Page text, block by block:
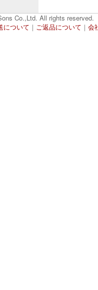
Co.,Ltd. All rights reserved.
について ｜ ご返品について ｜ 会